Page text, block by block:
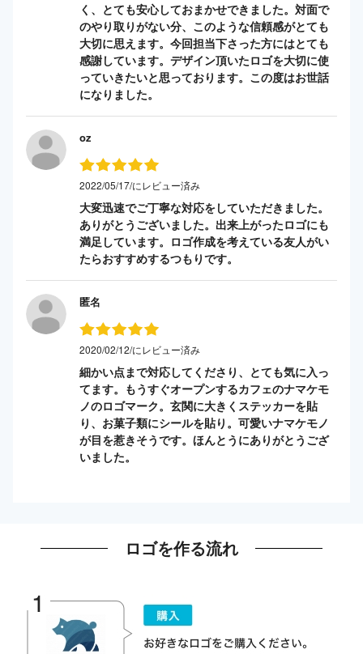
く、とても安心しておまかせできました。対面で
のやり取りがない分、このような信頼感がとても
大切に思えます。今回担当下さった方にはとても
感謝しています。デザイン頂いたロゴを大切に使
っていきたいと思っております。この度はお世話
になりました。
oz
2022/05/17/にレビュー済み
大変迅速でご丁寧な対応をしていただきました。
ありがとうございました。出来上がったロゴにも
満足しています。ロゴ作成を考えている友人がい
たらおすすめするつもりです。
匿名
2020/02/12/にレビュー済み
細かい点まで対応してくださり、とても気に入っ
てます。もうすぐオープンするカフェのナマケモ
ノのロゴマーク。玄関に大きくステッカーを貼
り、お菓子類にシールを貼り。可愛いナマケモノ
が目を惹きそうです。ほんとうにありがとうござ
いました。
ロゴを作る流れ